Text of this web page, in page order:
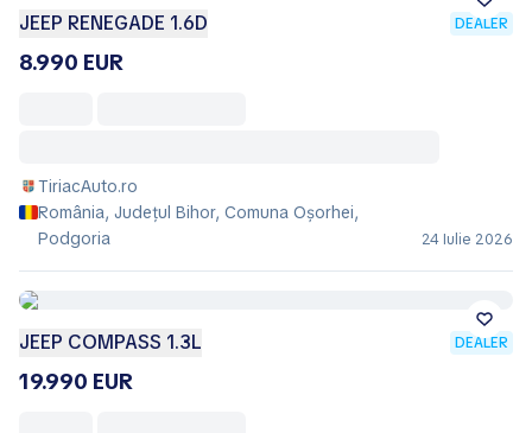
JEEP RENEGADE 1.6D DEALER
8.990 EUR
TiriacAuto.ro
România, Județul Bihor, Comuna Oşorhei,
Podgoria
24 Iulie 2026
JEEP COMPASS 1.3L DEALER
19.990 EUR